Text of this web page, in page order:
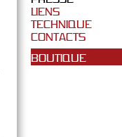
LIENS
TECHNIQUE
CONTACTS
BOUTIQUE